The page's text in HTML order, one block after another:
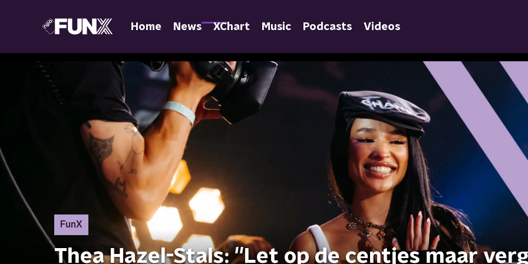
Home News XChart Music Podcasts Videos
FunX
Thea Hazel-Stals: ''Let op de centjes maar